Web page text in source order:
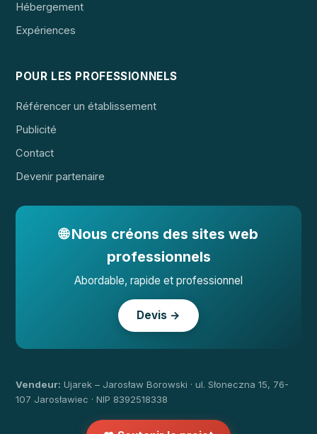
Hébergement
Expériences
POUR LES PROFESSIONNELS
Référencer un établissement
Publicité
Contact
Devenir partenaire
🌐 Nous créons des sites web
professionnels
Abordable, rapide et professionnel
Devis →
Vendeur: Ujarek – Jarosław Borowski · ul. Słoneczna 15, 76-
107 Jarosławiec · NIP 8392518338